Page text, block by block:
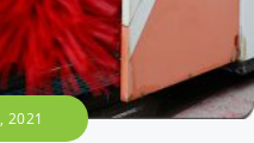
2021